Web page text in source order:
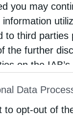
you may
information
to third
the further
on the
of
parties.
Data
to opt-out of